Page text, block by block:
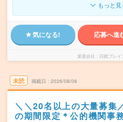
もっと見
気になる! 応募へ進
派遣会社 日総ブレイ
未読 掲載日 2026/08/06
＼＼20名以上の大量募集
の期間限定＊公的機関事